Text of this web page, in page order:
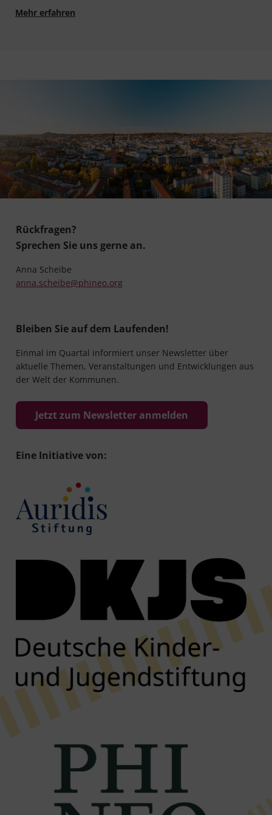
Mehr erfahrenAuf einen Blick: Das haben wir 2022 mit Ihnen
Rückfragen?
Sprechen Sie uns gerne an.
Anna Scheibe
anna.scheibe@phineo.org
Bleiben Sie auf dem Laufenden!
Einmal im Quartal informiert unser Newsletter über
aktuelle Themen, Veranstaltungen und Entwicklungen aus
der Welt der Kommunen.
Jetzt zum Newsletter anmelden
Eine Initiative von: